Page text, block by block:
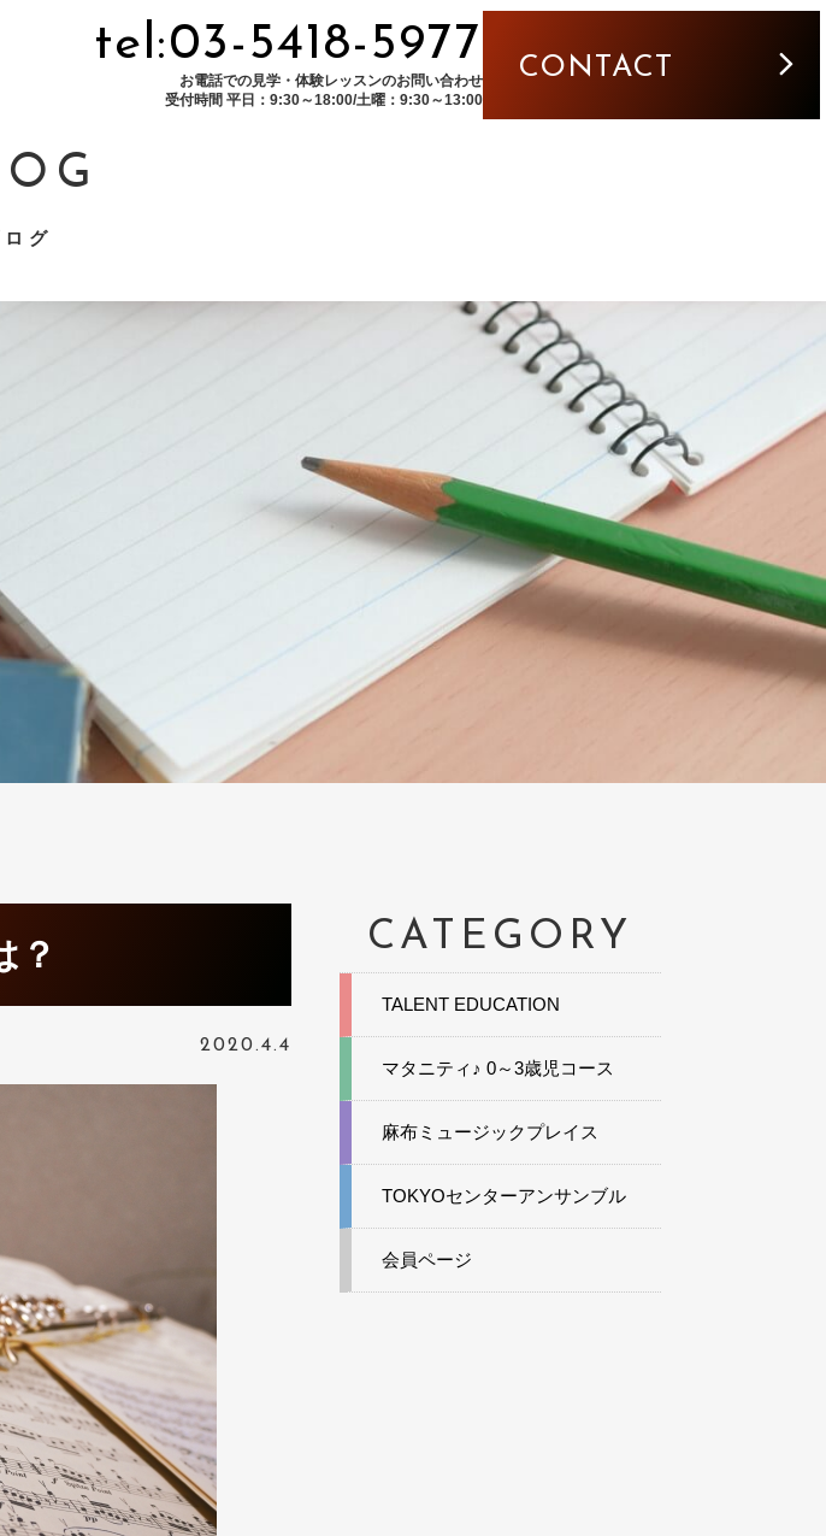
tel:03-5418-5977
お電話での見学・体験レッスンのお問い合わせ
受付時間 平日：9:30～18:00/土曜：9:30～13:00
CONTACT
ログ
？
2020.4.4
CATEGORY
TALENT EDUCATION
マタニティ♪ 0～3歳児コース
麻布ミュージックプレイス
TOKYOセンターアンサンブル
会員ページ